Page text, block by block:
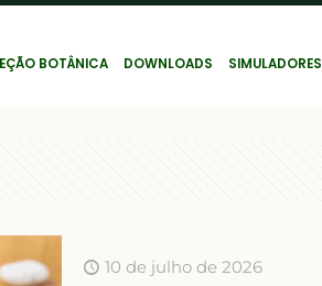
BOTÂNICA DOWNLOADS SIMULADORES
10 de julho de 2026